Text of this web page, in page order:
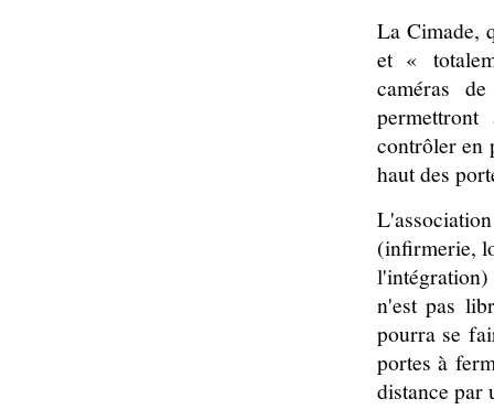
La Cimade,
et «
caméras
contrôler en
haut des
(infirmerie,
n'est pas
pourra se
portes à
distance par